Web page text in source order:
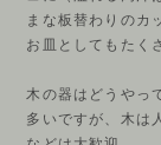
まな板替わりのカ
お皿としてもたく
木の器はどうやっ
多いですが、木は